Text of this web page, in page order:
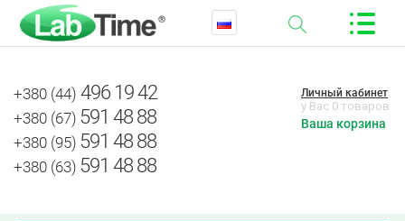
+380 (44) 496 19 42
+380 (67) 591 48 88
+380 (95) 591 48 88
+380 (63) 591 48 88
Личный кабинет
у Вас 0 товаров
Ваша корзина